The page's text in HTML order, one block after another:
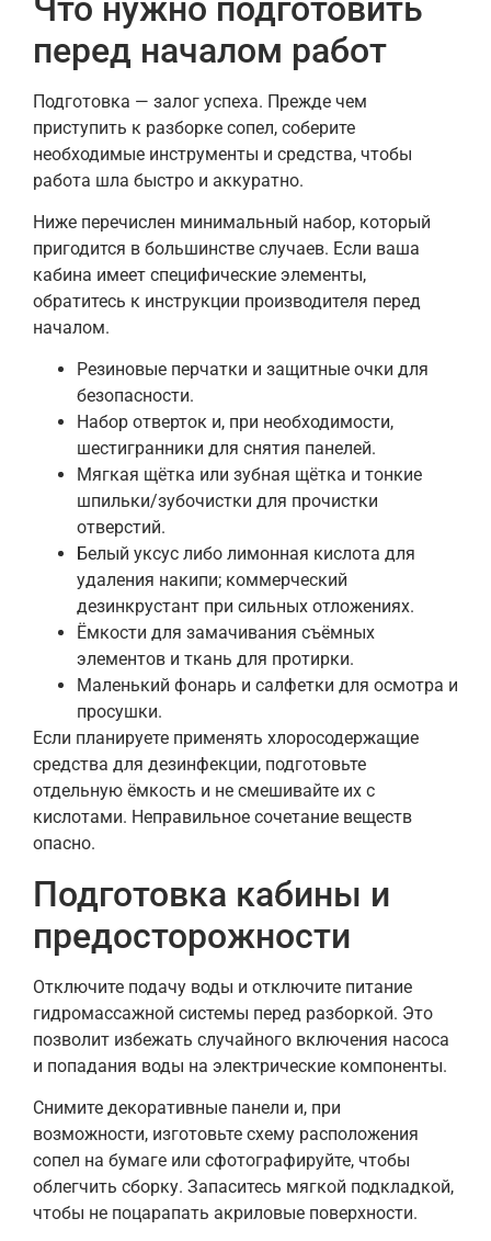
перед началом работ
Подготовка — залог успеха. Прежде чем
приступить к разборке сопел, соберите
необходимые инструменты и средства, чтобы
работа шла быстро и аккуратно.
Ниже перечислен минимальный набор, который
пригодится в большинстве случаев. Если ваша
кабина имеет специфические элементы,
обратитесь к инструкции производителя перед
началом.
Резиновые перчатки и защитные очки для
безопасности.
Набор отверток и, при необходимости,
шестигранники для снятия панелей.
Мягкая щётка или зубная щётка и тонкие
шпильки/зубочистки для прочистки
отверстий.
Белый уксус либо лимонная кислота для
удаления накипи; коммерческий
дезинкрустант при сильных отложениях.
Ёмкости для замачивания съёмных
элементов и ткань для протирки.
Маленький фонарь и салфетки для осмотра и
просушки.
Если планируете применять хлоросодержащие
средства для дезинфекции, подготовьте
отдельную ёмкость и не смешивайте их с
кислотами. Неправильное сочетание веществ
опасно.
Подготовка кабины и
предосторожности
Отключите подачу воды и отключите питание
гидромассажной системы перед разборкой. Это
позволит избежать случайного включения насоса
и попадания воды на электрические компоненты.
Снимите декоративные панели и, при
возможности, изготовьте схему расположения
сопел на бумаге или сфотографируйте, чтобы
облегчить сборку. Запаситесь мягкой подкладкой,
чтобы не поцарапать акриловые поверхности.